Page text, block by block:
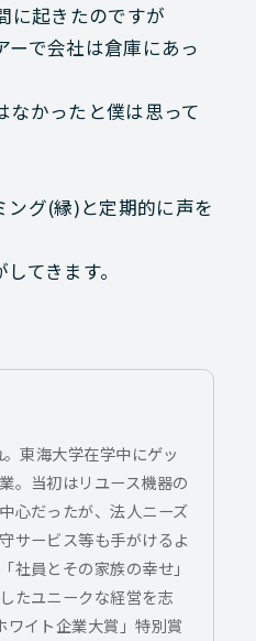
に起きたのですが
で会社は倉庫にあっ
なかったと僕は思って
ング(縁)と定期的に声を
てきます。
東海大学在学中にゲッ
。当初はリユース機器の
心だったが、法人ニーズ
サービス等も手がけるよ
社員とその家族の幸せ」
たユニークな経営を志
ワイト企業大賞」特別賞